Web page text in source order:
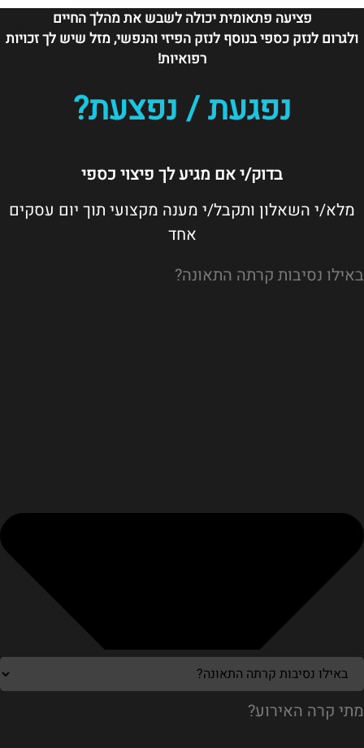
פציעה פתאומית יכולה לשבש את מהלך החיים
ולגרום לנזק כספי בנוסף לנזק הפיזי והנפשי, מזל שיש לך זכויות
רפואיות!
נפגעת / נפצעת?
בדוק/י אם מגיע לך פיצוי כספי
מלא/י השאלון ותקבל/י מענה מקצועי תוך יום עסקים
אחד
באילו נסיבות קרתה התאונה?
מתי קרה האירוע?